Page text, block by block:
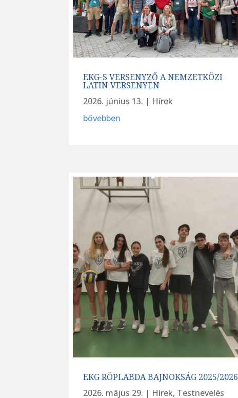
EKG-S VERSENYZŐ A NEMZETKÖZI
LATIN VERSENYEN
2026. június 13. | Hírek
bővebben
EKG RÖPLABDA BAJNOKSÁG 2025/2026
2026. május 29. | Hírek, Testnevelés